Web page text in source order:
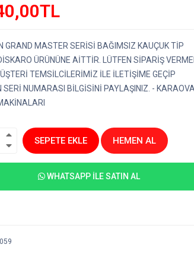
GRAND MASTER SERİSİ BAĞIMSIZ KAUÇUK TİP
ÜRÜNÜNE AİTTİR. LÜTFEN SİPARİŞ
TEMSİLCİLERİMİZ İLE İLETİŞİME GEÇİP
SERİ NUMARASI BİLGİSİNİ PAYLAŞINIZ. -
SEPETE EKLE HEMEN AL
WHATSAPP İLE SATIN AL